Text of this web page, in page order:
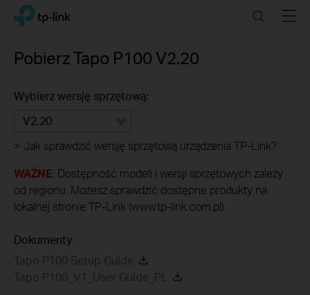
Click
navigation
TP-Link, Reliably Smart SearchMenu
PobierzTapo P100 V2.20
Wybierz wersję sprzętową:
V2.20
> Jak sprawdzić wersję sprzętową urządzenia TP-Link?
WAŻNE: Dostępność modeli i wersji sprzętowych zależy
od regionu. Możesz sprawdzić dostępne produkty na
lokalnej stronie TP-Link (www.tp-link.com.pl).
Dokumenty
Tapo P100 Setup Guide
Tapo P100_V1_User Guide_PL